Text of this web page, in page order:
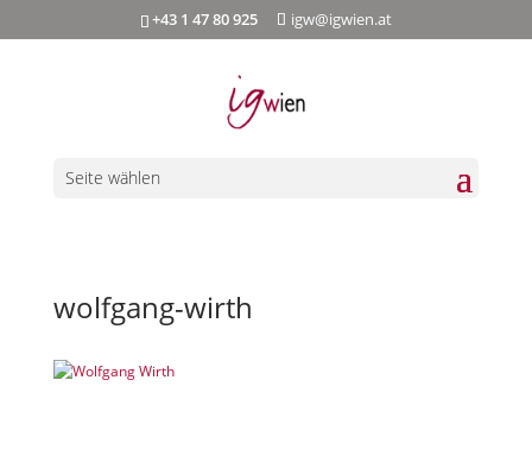
+43 1 47 80 925 igw@igwien.at
Seite wählen
wolfgang-wirth